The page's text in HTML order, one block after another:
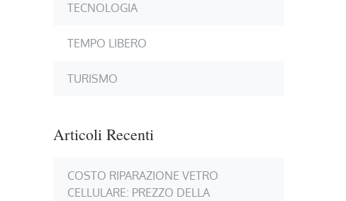
TECNOLOGIA
TEMPO LIBERO
TURISMO
Articoli Recenti
COSTO RIPARAZIONE VETRO
CELLULARE: PREZZO DELLA